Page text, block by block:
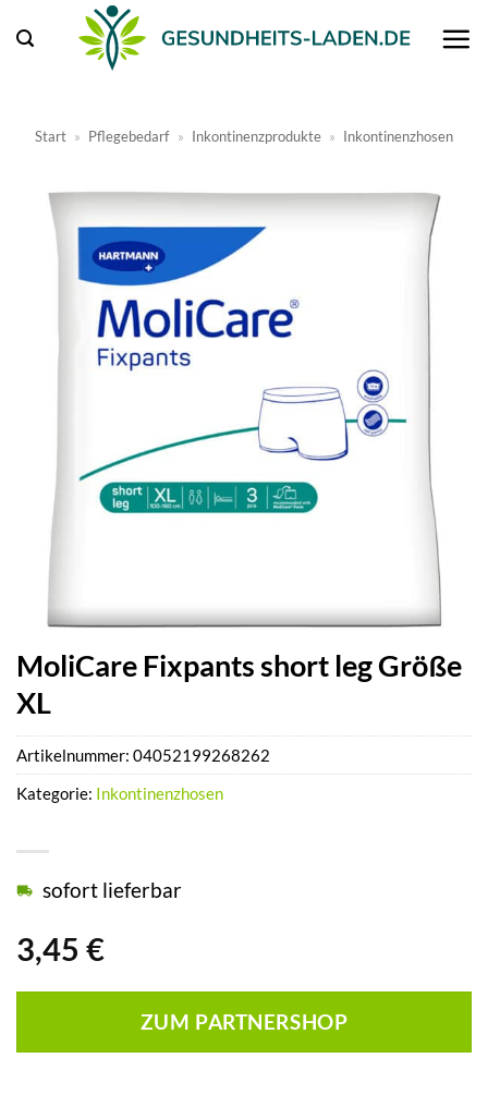
Inhalt
Start » Pflegebedarf » Inkontinenzprodukte » Inkontinenzhosen
MoliCare Fixpants short leg Größe
XL
3,45 €
sofort lieferbar
ZUM PARTNERSHOP
Artikelnummer: 04052199268262
Kategorie: Inkontinenzhosen